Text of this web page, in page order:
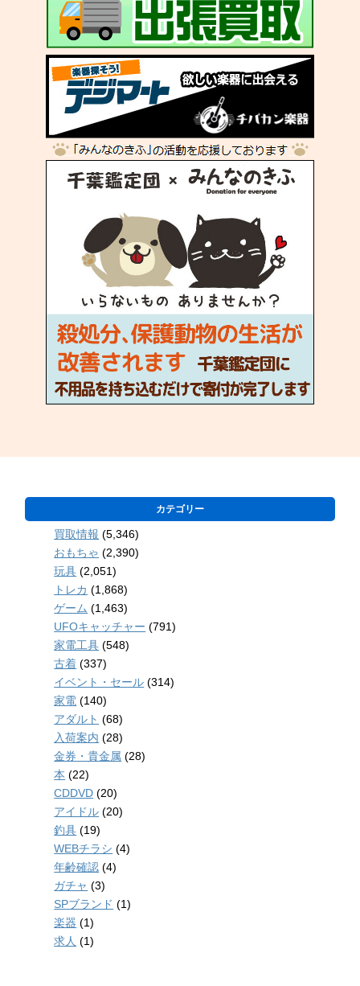
カテゴリー
買取情報 (5,346)
おもちゃ (2,390)
玩具 (2,051)
トレカ (1,868)
ゲーム (1,463)
UFOキャッチャー (791)
家電工具 (548)
古着 (337)
イベント・セール (314)
家電 (140)
アダルト (68)
入荷案内 (28)
金券・貴金属 (28)
本 (22)
CDDVD (20)
アイドル (20)
釣具 (19)
WEBチラシ (4)
年齢確認 (4)
ガチャ (3)
SPブランド (1)
楽器 (1)
求人 (1)